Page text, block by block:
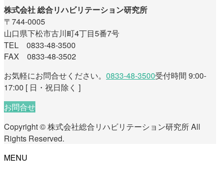
株式会社 総合リハビリテーション研究所
〒744-0005
山口県下松市古川町4丁目5番7号
TEL 0833-48-3500
FAX 0833-48-3502
お気軽にお問合せください。 0833-48-3500受付時間 9:00-
17:00 [ 日・祝日除く ]
お問合せ
Copyright © 株式会社総合リハビリテーション研究所 All
Rights Reserved.
MENU